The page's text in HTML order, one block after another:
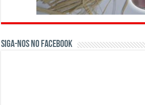
Siga-nos no Facebook